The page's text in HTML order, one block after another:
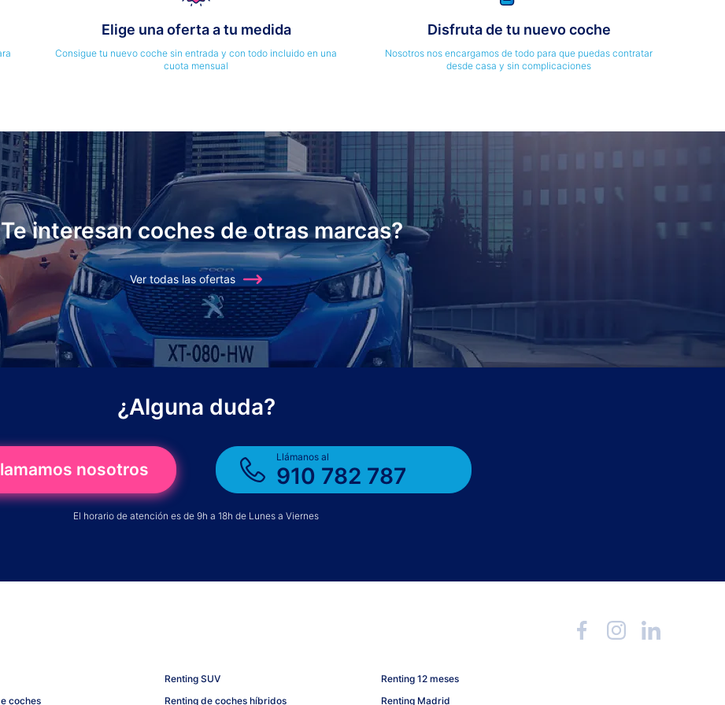
Elige una oferta a tu medida
Consigue tu nuevo coche sin entrada y con todo incluido en una
cuota mensual
Disfruta de tu nuevo coche
Nosotros nos encargamos de todo para que puedas contratar
desde casa y sin complicaciones
interesan coches de otras marcas?
Ver todas las ofertas
¿Alguna duda?
nosotros
Llámanos al
910 782 787
El horario de atención es de 9h a 18h de Lunes a Viernes
coches
Renting SUV
Renting de coches híbridos
Renting 12 meses
Renting Madrid